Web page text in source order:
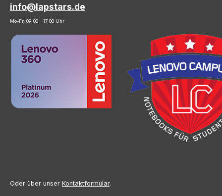
info@lapstars.de
Mo-Fr, 09:00 - 17:00 Uhr
Oder über unser Kontaktformular.